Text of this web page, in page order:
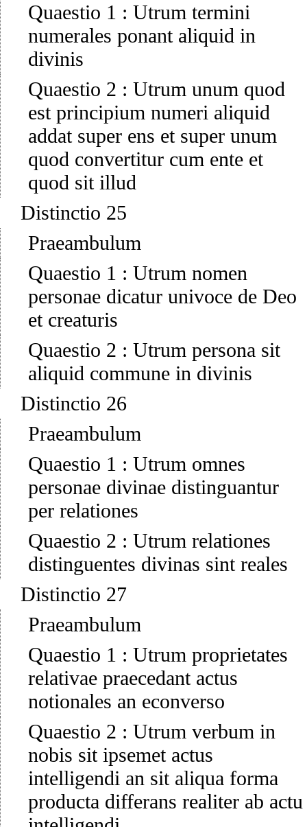
Quaestio 1 : Utrum termini
numerales ponant aliquid in
divinis
Quaestio 2 : Utrum unum quod
est principium numeri aliquid
addat super ens et super unum
quod convertitur cum ente et
quod sit illud
Distinctio 25
Praeambulum
Quaestio 1 : Utrum nomen
personae dicatur univoce de Deo
et creaturis
Quaestio 2 : Utrum persona sit
aliquid commune in divinis
Distinctio 26
Praeambulum
Quaestio 1 : Utrum omnes
personae divinae distinguantur
per relationes
Quaestio 2 : Utrum relationes
distinguentes divinas sint reales
Distinctio 27
Praeambulum
Quaestio 1 : Utrum proprietates
relativae praecedant actus
notionales an econverso
Quaestio 2 : Utrum verbum in
nobis sit ipsemet actus
intelligendi an sit aliqua forma
producta differans realiter ab actu